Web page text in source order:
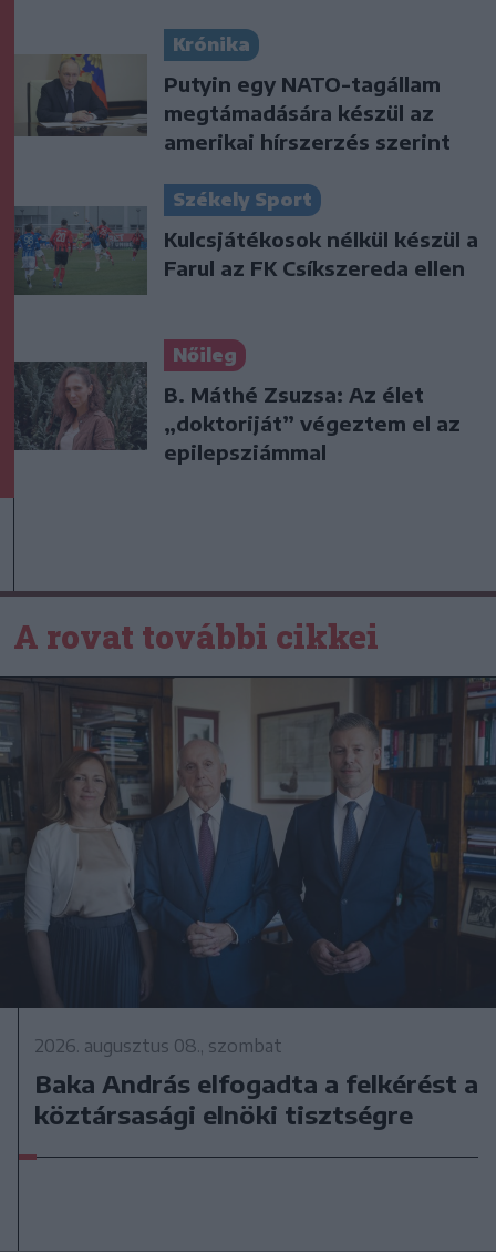
Krónika
Putyin egy NATO-tagállam
megtámadására készül az
amerikai hírszerzés szerint
Székely Sport
Kulcsjátékosok nélkül készül a
Farul az FK Csíkszereda ellen
Nőileg
B. Máthé Zsuzsa: Az élet
„doktoriját” végeztem el az
epilepsziámmal
A rovat további cikkei
2026. augusztus 08., szombat
Baka András elfogadta a felkérést a
köztársasági elnöki tisztségre